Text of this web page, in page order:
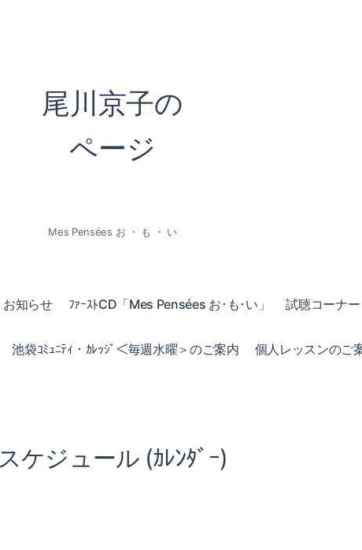
尾川京子の
ページ
Mes Pensées お ・ も ・ い
お知らせ ﾌｧｰｽﾄCD「Mes Pensées お･も･い」 試聴コーナー
池袋ｺﾐｭﾆﾃｨ・ｶﾚｯｼﾞ＜毎週水曜＞のご案内 個人レッスンのご
スケジュール (ｶﾚﾝﾀﾞｰ)